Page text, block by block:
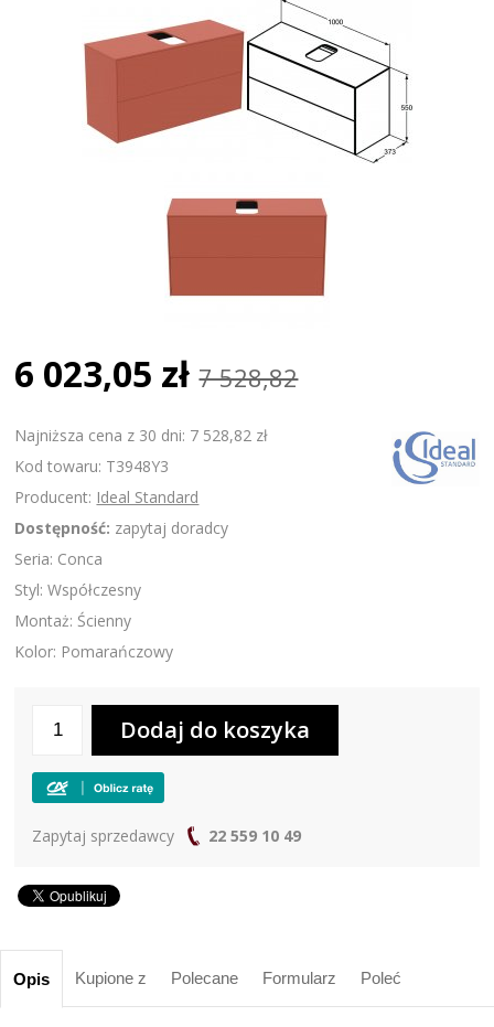
6 023,05 zł 7 528,82
Najniższa cena z 30 dni: 7 528,82 zł
Kod towaru: T3948Y3
Producent: Ideal Standard
Dostępność: zapytaj doradcy
Seria: Conca
Styl: Współczesny
Montaż: Ścienny
Kolor: Pomarańczowy
Zapytaj sprzedawcy 22 559 10 49
Opis Kupione z Polecane Formularz Poleć